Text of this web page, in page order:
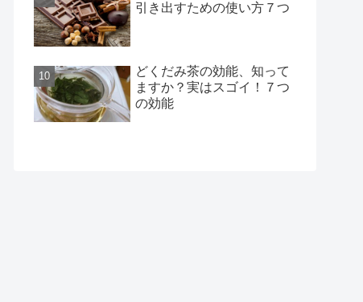
引き出すための使い方７つ
どくだみ茶の効能、知って
ますか？実はスゴイ！７つ
の効能